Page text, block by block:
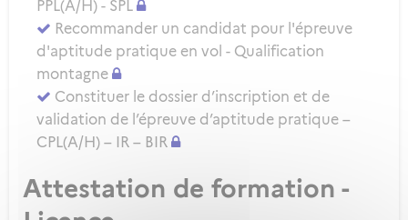
PPL(A/H) - SPL
Recommander un candidat pour l'épreuve
d'aptitude pratique en vol - Qualification
montagne
Constituer le dossier d’inscription et de
validation de l’épreuve d’aptitude pratique –
CPL(A/H) – IR – BIR
Attestation de formation -